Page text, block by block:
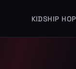
KIDSHIP HOP